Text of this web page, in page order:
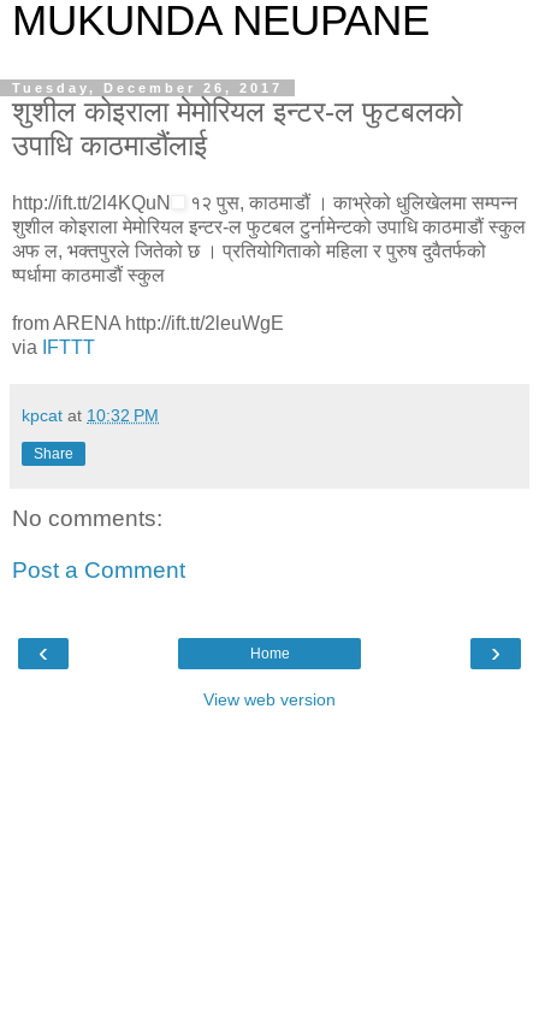
MUKUNDA NEUPANE
Tuesday, December 26, 2017
शुशील कोइराला मेमोरियल इन्टर-ल फुटबलको
उपाधि काठमाडौंलाई
http://ift.tt/2l4KQuN
१२ पुस, काठमाडौं । काभ्रेको धुलिखेलमा सम्पन्न
शुशील कोइराला मेमोरियल इन्टर-ल फुटबल टुर्नामेन्टको उपाधि काठमाडौं स्कुल
अफ ल, भक्तपुरले जितेको छ । प्रतियोगिताको महिला र पुरुष दुवैतर्फको
ष्पर्धामा काठमाडौं स्कुल
from ARENA http://ift.tt/2leuWgE
via
IFTTT
kpcat at 10:32 PM
Share
No comments:
Post a Comment
‹ ›
Home
View web version